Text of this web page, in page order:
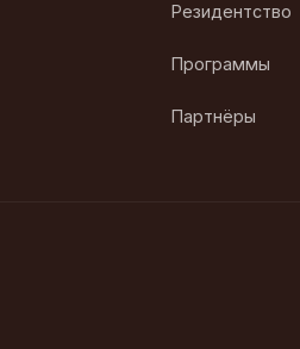
Резидентство
Программы
Партнёры